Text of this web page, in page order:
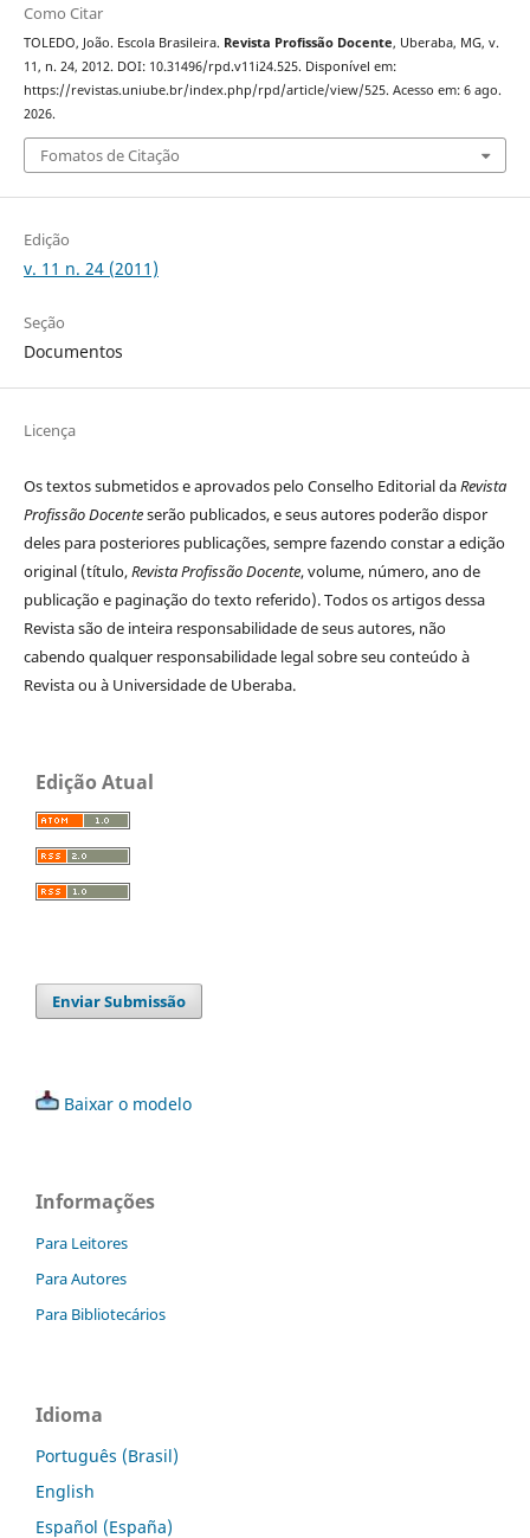
Como Citar
TOLEDO, João. Escola Brasileira. Revista Profissão Docente, Uberaba, MG, v.
11, n. 24, 2012. DOI: 10.31496/rpd.v11i24.525. Disponível em:
https://revistas.uniube.br/index.php/rpd/article/view/525. Acesso em: 6 ago.
2026.
Fomatos de Citação
Edição
v. 11 n. 24 (2011)
Seção
Documentos
Licença
Os textos submetidos e aprovados pelo Conselho Editorial daRevista
Profissão Docenteserão publicados, e seus autores poderão dispor
deles para posteriores publicações, sempre fazendo constar a edição
original (título,Revista Profissão Docente, volume, número, ano de
publicação e paginação do texto referido). Todos os artigos dessa
Revista são de inteira responsabilidade de seus autores, não
cabendo qualquer responsabilidade legal sobre seu conteúdo à
Revista ou à Universidade de Uberaba.
Edição Atual
Enviar Submissão
Baixar o modelo
Informações
Para Leitores
Para Autores
Para Bibliotecários
Idioma
Português (Brasil)
English
Español (España)